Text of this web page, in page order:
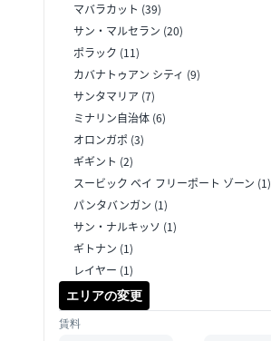
マバラカット (39)
サン・マルセラン (20)
ポラック (11)
カバナトゥアン シティ (9)
サンタマリア (7)
ミナリン自治体 (6)
オロンガポ (3)
ギギント (2)
スービック ベイ フリーポート ゾーン (1)
パンタバンガン (1)
サン・ナルキッソ (1)
ギトナン (1)
レイヤー (1)
エリアの変更
賃料